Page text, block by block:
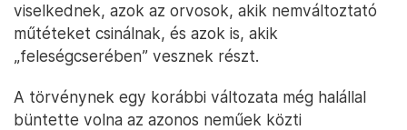
viselkednek, azok az orvosok, akik nemváltoztató
műtéteket csinálnak, és azok is, akik
„feleségcserében” vesznek részt.
A törvénynek egy korábbi változata még halállal
büntette volna az azonos neműek közti